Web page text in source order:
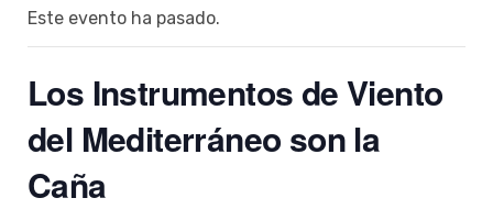
Este evento ha pasado.
Los Instrumentos de Viento
del Mediterráneo son la
Caña